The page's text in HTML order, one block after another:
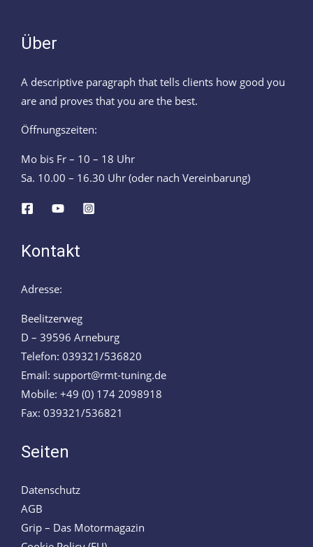
Über
A descriptive paragraph that tells clients how good you
are and proves that you are the best.
Öffnungszeiten:
Mo bis Fr – 10 – 18 Uhr
Sa. 10.00 – 16.30 Uhr (oder nach Vereinbarung)
Kontakt
Adresse:
Beelitzerweg
D – 39596 Arneburg
Telefon: 039321/536820
Email: support@rmt-tuning.de
Mobile: +49 (0) 174 2098918
Fax: 039321/536821
Seiten
Datenschutz
AGB
Grip – Das Motormagazin